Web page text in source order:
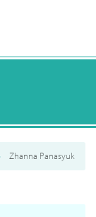
Zhanna Panasyuk